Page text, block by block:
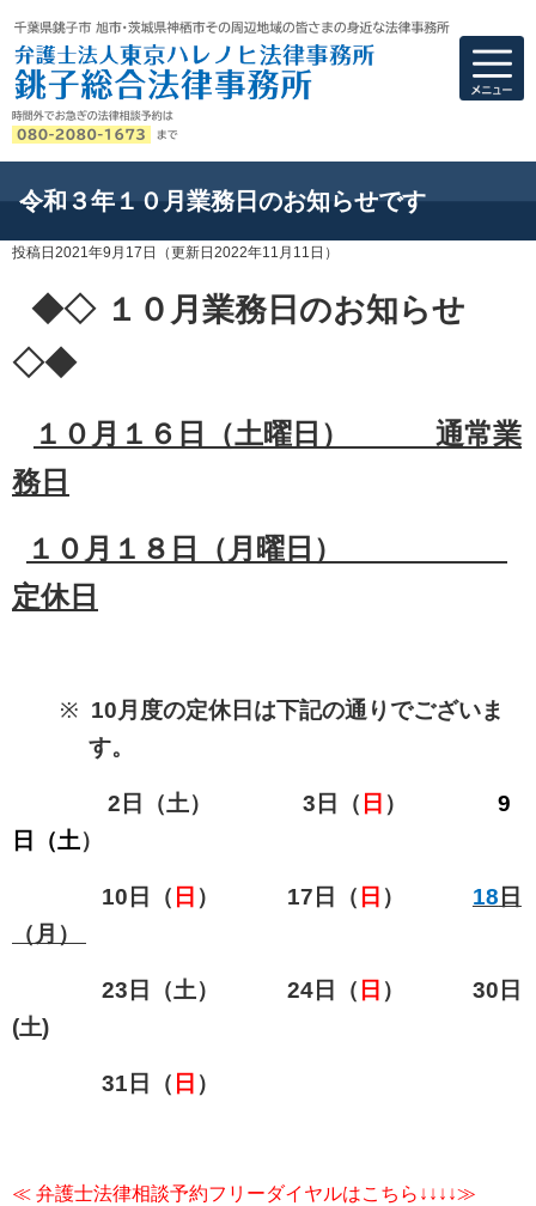
弁護士法人東京
令和３年１０月業務日のお知らせです
投稿日2021年9月17日 （更新日2022年11月11日）
◆◇ １０月業務日のお知らせ
◇◆
１０月１６日（土曜日） 通常業
務日
１０月１８日（月曜日）
定休日
※ 10月度の定休日は下記の通りでございま
す。
2 日（土） 3 日（ 日 ）
9
日（土）
10 日（ 日 ） 17 日（ 日 ） 18 日
（月）
23 日（土） 24日（ 日 ） 30 日
(土)
31 日（ 日 ）
≪ 弁護士法律相談予約フリーダイヤルはこちら↓↓↓↓≫